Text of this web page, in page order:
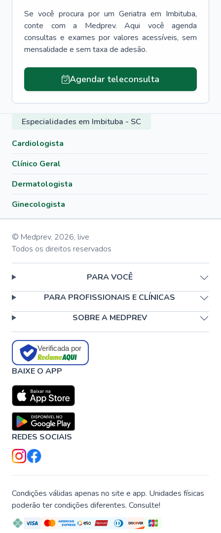
Se você procura por um Geriatra em Imbituba,
conte com a Medprev. Aqui você agenda
consultas e exames por valores acessíveis, sem
mensalidade e sem taxa de adesão.
Agendar teleconsulta
Especialidades em Imbituba - SC
Cardiologista
Clínico Geral
Dermatologista
Ginecologista
© Medprev, 2026, live
Todos os direitos reservados
PARA VOCÊ
PARA PROFISSIONAIS E CLÍNICAS
SOBRE A MEDPREV
Verificada por
BAIXE O APP
REDES SOCIAIS
Condições válidas apenas no site e app. Unidades físicas
poderão ter condições diferentes. Consulte!